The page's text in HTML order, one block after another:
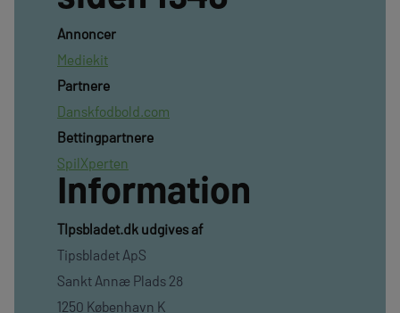
Annoncer
Mediekit
Partnere
Danskfodbold.com
Bettingpartnere
SpilXperten
Information
TIpsbladet.dk udgives af
Tipsbladet ApS
Sankt Annæ Plads 28
1250 København K